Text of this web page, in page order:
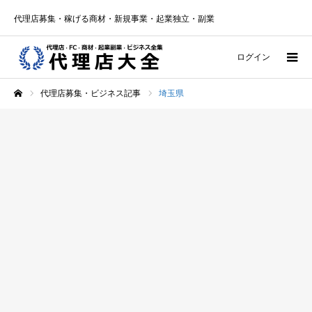
代理店募集・稼げる商材・新規事業・起業独立・副業
ログイン
代理店募集・ビジネス記事 埼玉県